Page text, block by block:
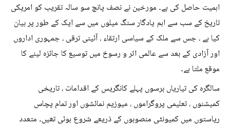
اہمیت حاصل کی ہے۔ مورخین نے نصف پانچ سو سالہ تقریب کو امریکی
تاریخ کے سب سے اہم یادگار سنگ میلوں میں سے ایک کے طور پر بیان
کیا ہے ، جس سے ملک کے سیاسی ارتقاء ، آئینی ترقی ، جمہوری اداروں
اور آزادی کے بعد سے عالمی اثر و رسوخ میں توسیع کا جائزہ لینے کا
موقع ملتا ہے۔
سالگرہ کی تیاریاں برسوں پہلے کانگریس کے اقدامات ، تاریخی
کمیشنوں ، تعلیمی پروگراموں ، میوزیم نمائشوں اور تمام پچاس
ریاستوں میں کمیونٹی منصوبوں کے ذریعے شروع ہوئی تھیں۔ متعدد